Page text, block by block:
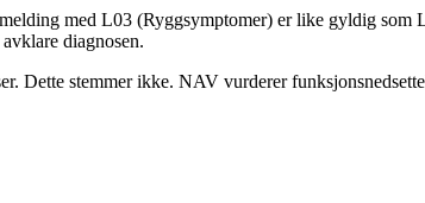
med L03 (Ryggsymptomer) er like gyldig
diagnosen.
Dette stemmer ikke. NAV vurderer